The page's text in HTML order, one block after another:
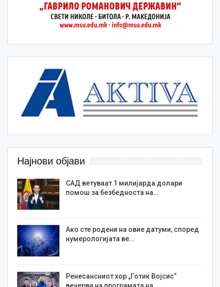
Најнови објави
САД ветуваат 1 милијарда долари
помош за безбедноста на…
Ако сте родени на овие датуми, според
нумерологијата ве…
Ренесансниот хор „Готик Војсис“